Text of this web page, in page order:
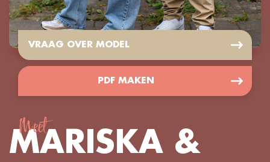
VRAAG OVER MODEL
PDF MAKEN
Meet
MARISKA &